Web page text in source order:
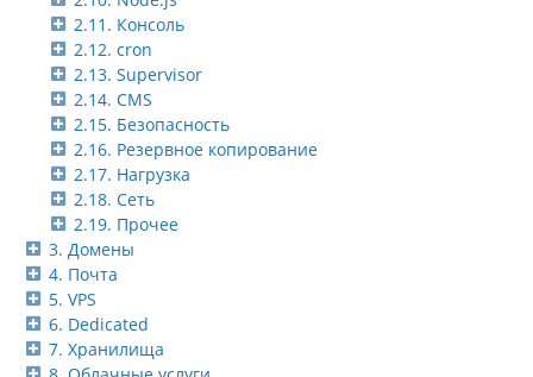
2.11. Консоль
2.12. cron
2.13. Supervisor
2.14. CMS
2.15. Безопасность
2.16. Резервное копирование
2.17. Нагрузка
2.18. Сеть
2.19. Прочее
3. Домены
4. Почта
5. VPS
6. Dedicated
7. Хранилища